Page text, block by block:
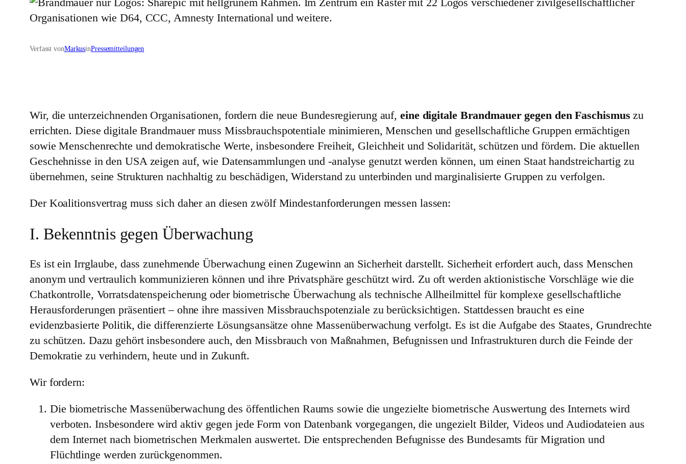
Verfasst vonMarkusinPressemitteilungen
Wir, die unterzeichnenden Organisationen, fordern die neue Bundesregierung auf, eine digitale Brandmauer gegen den Faschismus zu
errichten. Diese digitale Brandmauer muss Missbrauchspotentiale minimieren, Menschen und gesellschaftliche Gruppen ermächtigen
sowie Menschenrechte und demokratische Werte, insbesondere Freiheit, Gleichheit und Solidarität, schützen und fördern. Die aktuellen
Geschehnisse in den USA zeigen auf, wie Datensammlungen und -analyse genutzt werden können, um einen Staat handstreichartig zu
übernehmen, seine Strukturen nachhaltig zu beschädigen, Widerstand zu unterbinden und marginalisierte Gruppen zu verfolgen.
Der Koalitionsvertrag muss sich daher an diesen zwölf Mindestanforderungen messen lassen:
I. Bekenntnis gegen Überwachung
Es ist ein Irrglaube, dass zunehmende Überwachung einen Zugewinn an Sicherheit darstellt. Sicherheit erfordert auch, dass Menschen
anonym und vertraulich kommunizieren können und ihre Privatsphäre geschützt wird. Zu oft werden aktionistische Vorschläge wie die
Chatkontrolle, Vorratsdatenspeicherung oder biometrische Überwachung als technische Allheilmittel für komplexe gesellschaftliche
Herausforderungen präsentiert – ohne ihre massiven Missbrauchspotenziale zu berücksichtigen. Stattdessen braucht es eine
evidenzbasierte Politik, die differenzierte Lösungsansätze ohne Massenüberwachung verfolgt. Es ist die Aufgabe des Staates, Grundrechte
zu schützen. Dazu gehört insbesondere auch, den Missbrauch von Maßnahmen, Befugnissen und Infrastrukturen durch die Feinde der
Demokratie zu verhindern, heute und in Zukunft.
Wir fordern:
Die biometrische Massenüberwachung des öffentlichen Raums sowie die ungezielte biometrische Auswertung des Internets wird
verboten. Insbesondere wird aktiv gegen jede Form von Datenbank vorgegangen, die ungezielt Bilder, Videos und Audiodateien aus
dem Internet nach biometrischen Merkmalen auswertet. Die entsprechenden Befugnisse des Bundesamts für Migration und
Flüchtlinge werden zurückgenommen.